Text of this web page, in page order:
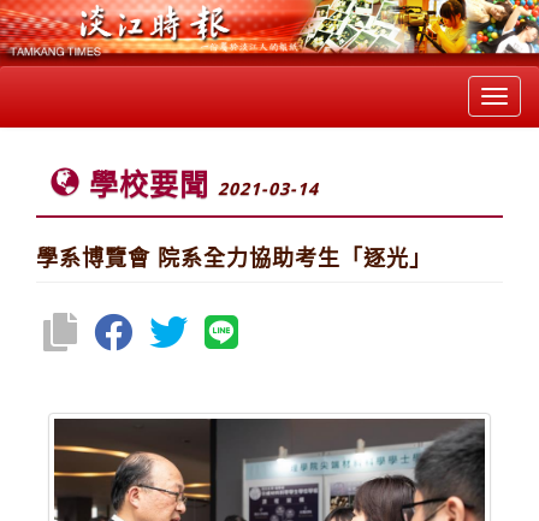
學校要聞 2021-03-14
學系博覽會 院系全力協助考生「逐光」